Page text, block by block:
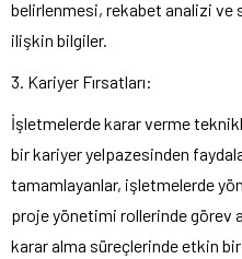
belirlenmesi, rekabet analizi
ilişkin bilgiler.
3. Kariyer Fırsatları:
İşletmelerde karar verme
bir kariyer yelpazesinden
tamamlayanlar, işletmelerde
proje yönetimi rollerinde görev
karar alma süreçlerinde etkin